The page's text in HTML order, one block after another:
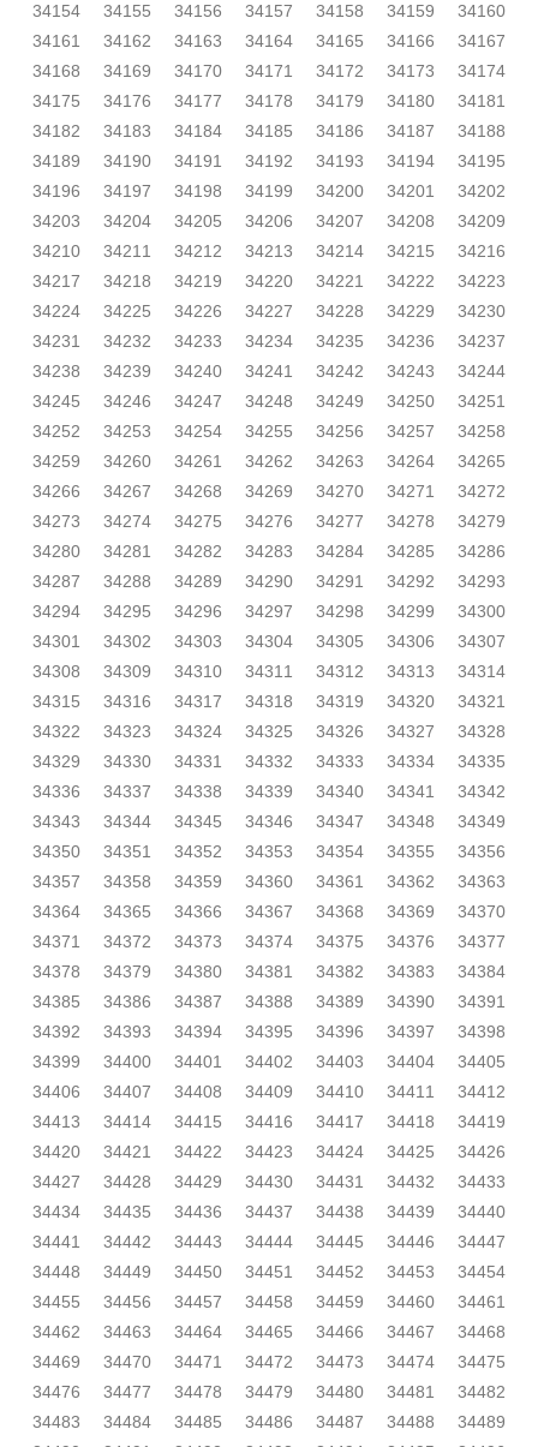
34154
34155 34156 34157 34158 34159
34160
34161
34162 34163 34164 34165 34166
34167
34168
34169 34170 34171 34172 34173
34174
34175
34176 34177 34178 34179 34180
34181
34182
34183 34184 34185 34186 34187
34188
34189
34190 34191 34192 34193 34194
34195
34196
34197 34198 34199 34200 34201
34202
34203
34204 34205 34206 34207 34208
34209
34210
34211 34212 34213 34214 34215
34216
34217
34218 34219 34220 34221 34222
34223
34224
34225 34226 34227 34228 34229
34230
34231
34232 34233 34234 34235 34236
34237
34238
34239 34240 34241 34242 34243
34244
34245
34246 34247 34248 34249 34250
34251
34252
34253 34254 34255 34256 34257
34258
34259
34260 34261 34262 34263 34264
34265
34266
34267 34268 34269 34270 34271
34272
34273
34274 34275 34276 34277 34278
34279
34280
34281 34282 34283 34284 34285
34286
34287
34288 34289 34290 34291 34292
34293
34294
34295 34296 34297 34298 34299
34300
34301
34302 34303 34304 34305 34306
34307
34308
34309 34310 34311 34312 34313
34314
34315
34316 34317 34318 34319 34320
34321
34322
34323 34324 34325 34326 34327
34328
34329
34330 34331 34332 34333 34334
34335
34336
34337 34338 34339 34340 34341
34342
34343
34344 34345 34346 34347 34348
34349
34350
34351 34352 34353 34354 34355
34356
34357
34358 34359 34360 34361 34362
34363
34364
34365 34366 34367 34368 34369
34370
34371
34372 34373 34374 34375 34376
34377
34378
34379 34380 34381 34382 34383
34384
34385
34386 34387 34388 34389 34390
34391
34392
34393 34394 34395 34396 34397
34398
34399
34400 34401 34402 34403 34404
34405
34406
34407 34408 34409 34410 34411
34412
34413
34414 34415 34416 34417 34418
34419
34420
34421 34422 34423 34424 34425
34426
34427
34428 34429 34430 34431 34432
34433
34434
34435 34436 34437 34438 34439
34440
34441
34442 34443 34444 34445 34446
34447
34448
34449 34450 34451 34452 34453
34454
34455
34456 34457 34458 34459 34460
34461
34462
34463 34464 34465 34466 34467
34468
34469
34470 34471 34472 34473 34474
34475
34476
34477 34478 34479 34480 34481
34482
34483
34484 34485 34486 34487 34488
34489